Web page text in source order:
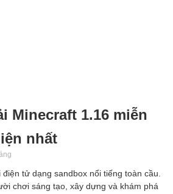
Minecraft 1.16 miễn
nhất
tử dạng sandbox nổi tiếng toàn cầu.
chơi sáng tạo, xây dựng và khám phá